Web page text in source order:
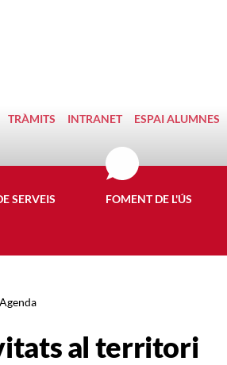
TRÀMITS INTRANET ESPAI ALUMNES
SERVEIS FOMENT DE L'ÚS
Agenda
al territori